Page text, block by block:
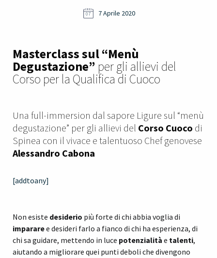
07 7 Aprile 2020
Masterclass sul “Menù
Degustazione” per gli allievi del
Corso per la Qualifica di Cuoco
Una full-immersion dal sapore Ligure sul “menù
degustazione” per gli allievi del Corso Cuoco di
Spinea con il vivace e talentuoso Chef genovese
Alessandro Cabona
[addtoany]
Non esiste desiderio più forte di chi abbia voglia di
impararee desideri farlo a fianco di chi ha esperienza, di
chi sa guidare, mettendo in luce potenzialità e talenti,
aiutando a migliorare quei punti deboli che divengono